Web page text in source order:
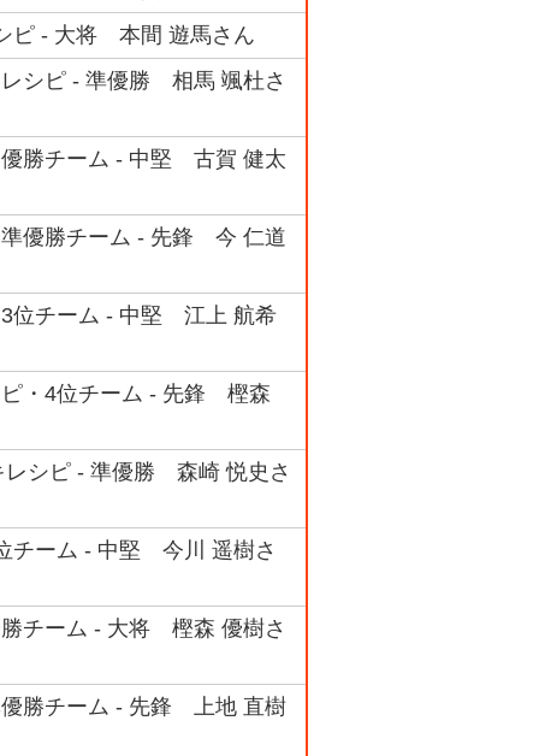
ピ - 大将 本間 遊馬さん
シピ - 準優勝 相馬 颯杜さ
優勝チーム - 中堅 古賀 健太
準優勝チーム - 先鋒 今 仁道
3位チーム - 中堅 江上 航希
ピ・4位チーム - 先鋒 樫森
レシピ - 準優勝 森崎 悦史さ
チーム - 中堅 今川 遥樹さ
チーム - 大将 樫森 優樹さ
優勝チーム - 先鋒 上地 直樹